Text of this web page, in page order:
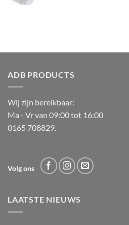
ADB PRODUCTS
Wij zijn bereikbaar:
Ma - Vr van 09:00 tot 16:00
0165 708829.
Volg ons
LAATSTE NIEUWS